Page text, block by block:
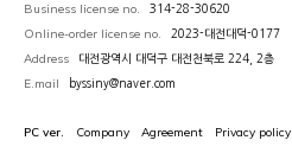
Business license no. 314-28-30620
Online-order license no. 2023-대전대덕-0177
Address 대전광역시 대덕구 대전천북로 224, 2층
E.mail byssiny@naver.com
PC ver. Company Agreement Privacy policy